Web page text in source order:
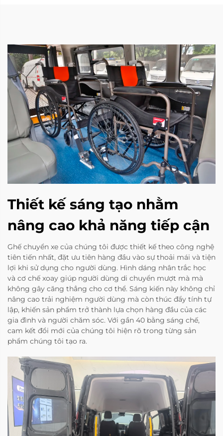
Thiết kế sáng tạo nhằm
nâng cao khả năng tiếp cận
Ghế chuyển xe của chúng tôi được thiết kế theo công nghệ
tiên tiến nhất, đặt ưu tiên hàng đầu vào sự thoải mái và tiện
lợi khi sử dụng cho người dùng. Hình dáng nhân trắc học
và cơ chế xoay giúp người dùng di chuyển mượt mà mà
không gây căng thẳng cho cơ thể. Sáng kiến này không chỉ
nâng cao trải nghiệm người dùng mà còn thúc đẩy tính tự
lập, khiến sản phẩm trở thành lựa chọn hàng đầu của các
gia đình và người chăm sóc. Với gần 40 bằng sáng chế,
cam kết đổi mới của chúng tôi hiện rõ trong từng sản
phẩm chúng tôi tạo ra.